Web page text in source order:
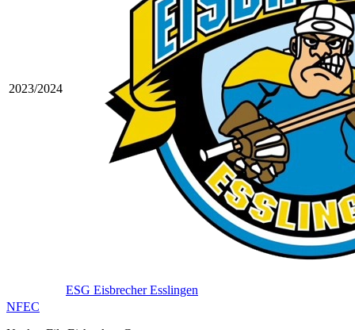
2023/2024
ESG Eisbrecher Esslingen
NFEC